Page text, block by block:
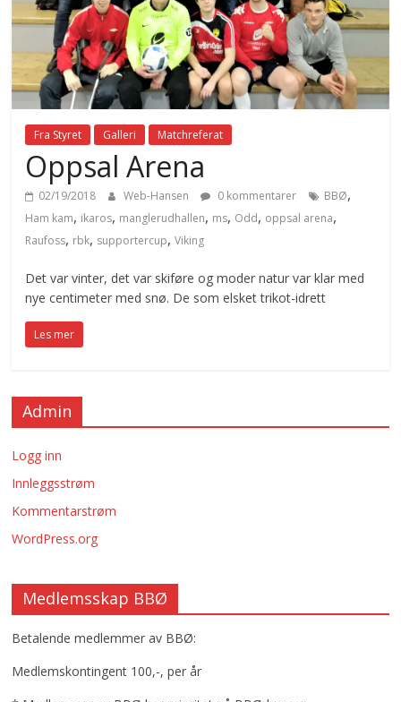
Fra Styret Galleri Matchreferat
Oppsal Arena
02/19/2018 Web-Hansen 0 kommentarer BBØ,
Ham kam, ikaros, manglerudhallen, ms, Odd, oppsal arena,
Raufoss, rbk, supportercup,Viking
Det var vinter, det var skiføre og moder natur var klar med
nye centimeter med snø. De som elsket trikot-idrett
Les mer
Admin
Logg inn
Innleggsstrøm
Kommentarstrøm
WordPress.org
Medlemsskap BBØ
Betalende medlemmer av BBØ:
Medlemskontingent 100,-, per år